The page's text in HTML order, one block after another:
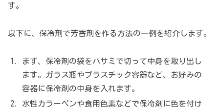
す。
以下に、保冷剤で芳香剤を作る方法の一例を紹介します。
まず、保冷剤の袋をハサミで切って中身を取り出し
ます。ガラス瓶やプラスチック容器など、お好みの
容器に保冷剤の中身を入れます。
水性カラーペンや食用色素などで保冷剤に色を付け